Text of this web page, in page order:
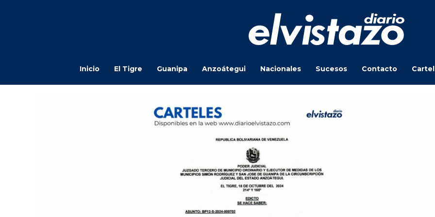
Inicio El Tigre Guanipa Anzoátegui Nacionales Sucesos Contacto